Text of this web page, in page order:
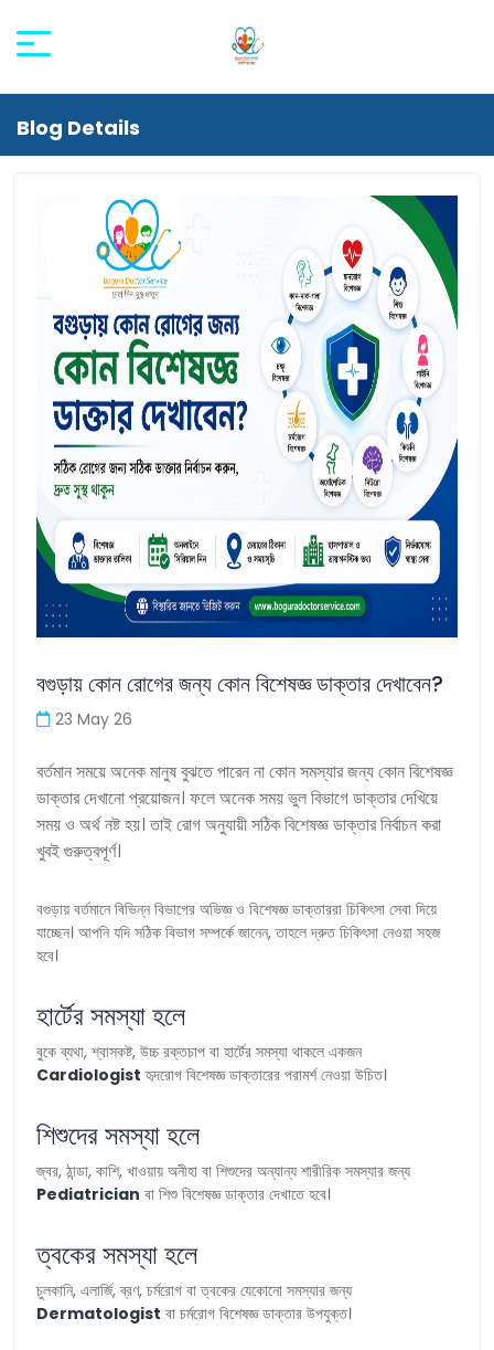
Blog Details
বগুড়ায় কোন রোগের জন্য কোন বিশেষজ্ঞ ডাক্তার দেখাবেন?
23 May 26
বর্তমান সময়ে অনেক মানুষ বুঝতে পারেন না কোন সমস্যার জন্য কোন বিশেষজ্ঞ
ডাক্তার দেখানো প্রয়োজন। ফলে অনেক সময় ভুল বিভাগে ডাক্তার দেখিয়ে
সময় ও অর্থ নষ্ট হয়। তাই রোগ অনুযায়ী সঠিক বিশেষজ্ঞ ডাক্তার নির্বাচন করা
খুবই গুরুত্বপূর্ণ।
বগুড়ায় বর্তমানে বিভিন্ন বিভাগের অভিজ্ঞ ও বিশেষজ্ঞ ডাক্তাররা চিকিৎসা সেবা দিয়ে
যাচ্ছেন। আপনি যদি সঠিক বিভাগ সম্পর্কে জানেন, তাহলে দ্রুত চিকিৎসা নেওয়া সহজ
হবে।
হার্টের সমস্যা হলে
বুকে ব্যথা, শ্বাসকষ্ট, উচ্চ রক্তচাপ বা হার্টের সমস্যা থাকলে একজন
Cardiologist হৃদরোগ বিশেষজ্ঞ ডাক্তারের পরামর্শ নেওয়া উচিত।
শিশুদের সমস্যা হলে
জ্বর, ঠান্ডা, কাশি, খাওয়ায় অনীহা বা শিশুদের অন্যান্য শারীরিক সমস্যার জন্য
Pediatrician বা শিশু বিশেষজ্ঞ ডাক্তার দেখাতে হবে।
ত্বকের সমস্যা হলে
চুলকানি, এলার্জি, ব্রণ, চর্মরোগ বা ত্বকের যেকোনো সমস্যার জন্য
Dermatologist বা চর্মরোগ বিশেষজ্ঞ ডাক্তার উপযুক্ত।